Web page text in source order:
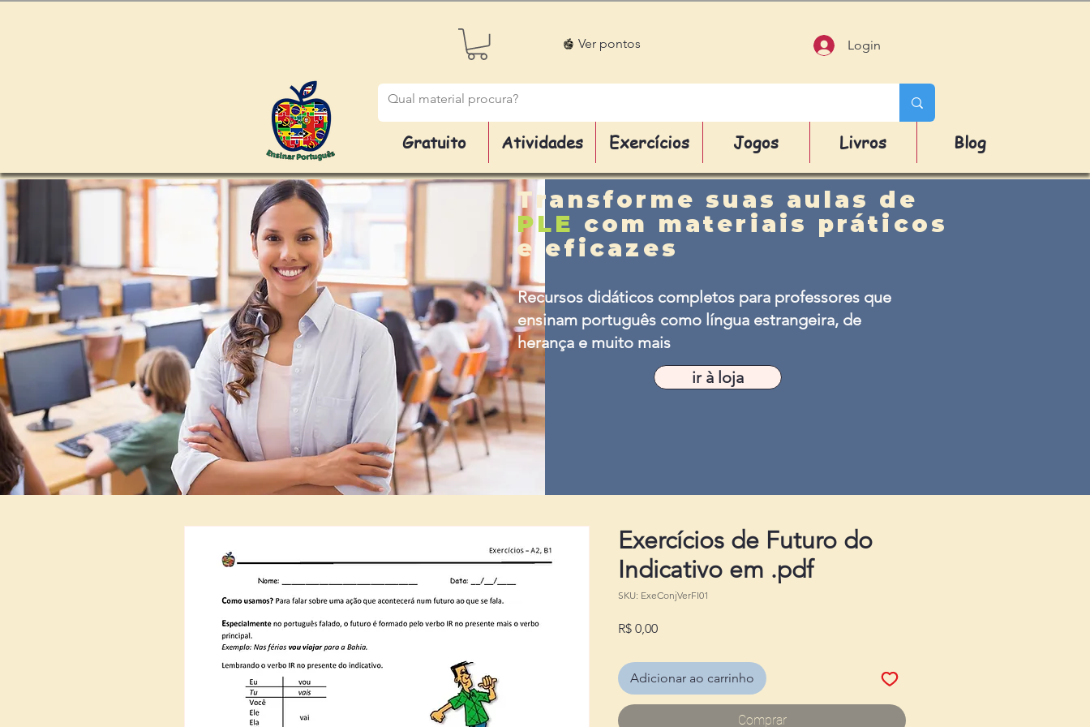
Ver pontos Login
Gratuito Atividades Exercícios Jogos Livros Blog
Transforme suas aulas de
PLE com materiais práticos
e eficazes
Recursos didáticos completos para professores que
ensinam português como língua estrangeira, de
herança e muito mais
ir à loja
Exercícios de Futuro do
Indicativo em .pdf
SKU: ExeConjVerFI01
R$ 0,00Preço
Adicionar ao carrinho
Comprar